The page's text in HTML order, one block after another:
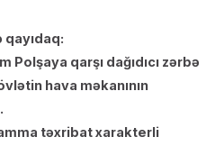
qayıdaq:
Polşaya qarşı dağıdıcı zərbə
hava məkanının
təxribat xarakterli